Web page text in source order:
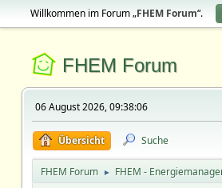
Willkommen im Forum „FHEM Forum“.
FHEM Forum
06 August 2026, 09:38:06
Übersicht Suche
FHEM Forum ► FHEM -